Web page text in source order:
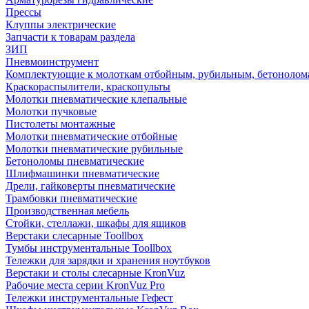
Прессы
Клуппы электрические
Запчасти к товарам раздела
ЗИП
Пневмоинструмент
Комплектующие к молоткам отбойным, рубильным,
Краскораспылители, краскопульты
Молотки пневматические клепальные
Молотки пучковые
Пистолеты монтажные
Молотки пневматические отбойные
Молотки пневматические рубильные
Бетоноломы пневматические
Шлифмашинки пневматические
Дрели, гайковерты пневматические
Трамбовки пневматические
Производственная мебель
Стойки, стеллажи, шкафы для ящиков
Верстаки слесарные Toollbox
Тумбы инструментальные Toollbox
Тележки для зарядки и хранения ноутбуков
Верстаки и столы слесарные KronVuz
Рабочие места серии KronVuz Pro
Тележки инструментальные Гефест